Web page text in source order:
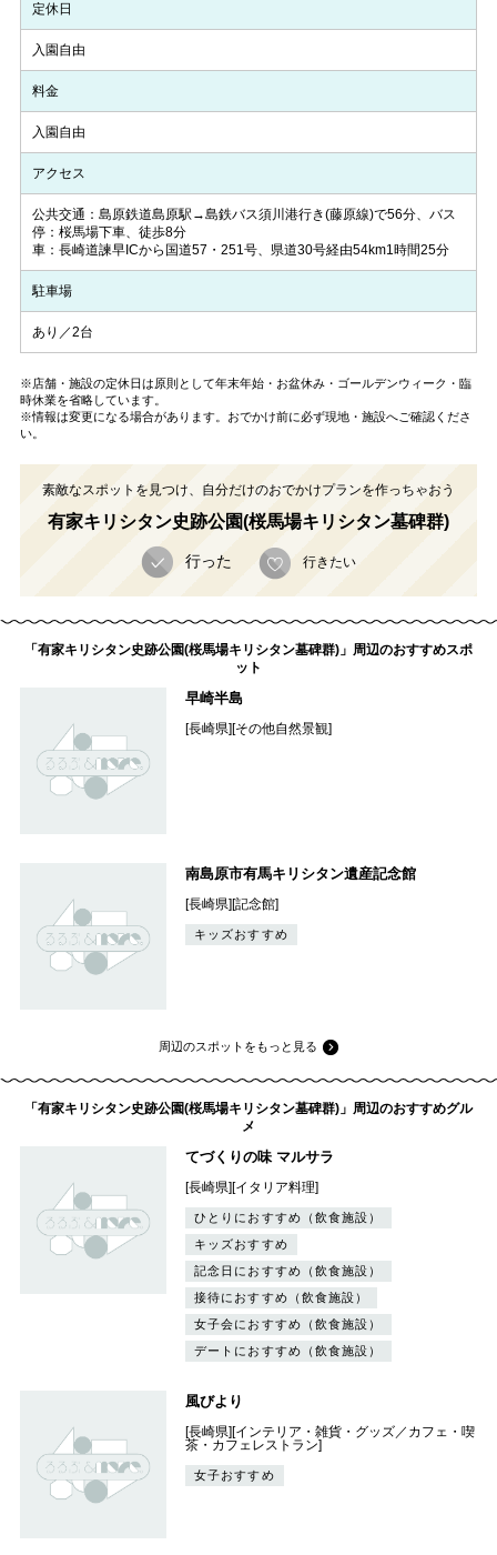
定休日
入園自由
料金
入園自由
アクセス
公共交通：島原鉄道島原駅→島鉄バス須川港行き(藤原線)で56分、バス
停：桜馬場下車、徒歩8分
車：長崎道諫早ICから国道57・251号、県道30号経由54km1時間25分
駐車場
あり／2台
※店舗・施設の定休日は原則として年末年始・お盆休み・ゴールデンウィーク・臨
時休業を省略しています。
※情報は変更になる場合があります。おでかけ前に必ず現地・施設へご確認くださ
い。
素敵なスポットを見つけ、自分だけのおでかけプランを作っちゃおう
有家キリシタン史跡公園(桜馬場キリシタン墓碑群)
行った 行きたい
「有家キリシタン史跡公園(桜馬場キリシタン墓碑群)」周辺のおすすめスポ
ット
早崎半島
[長崎県][その他自然景観]
南島原市有馬キリシタン遺産記念館
[長崎県][記念館]
キッズおすすめ
周辺のスポットをもっと見る
「有家キリシタン史跡公園(桜馬場キリシタン墓碑群)」周辺のおすすめグル
メ
てづくりの味 マルサラ
[長崎県][イタリア料理]
ひとりにおすすめ（飲食施設）
キッズおすすめ
記念日におすすめ（飲食施設）
接待におすすめ（飲食施設）
女子会におすすめ（飲食施設）
デートにおすすめ（飲食施設）
風びより
[長崎県][インテリア・雑貨・グッズ／カフェ・喫
茶・カフェレストラン]
女子おすすめ